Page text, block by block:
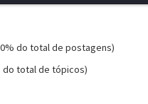
do total de postagens)
do total de tópicos)